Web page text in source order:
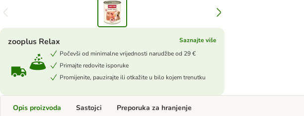
zooplus Relax
Saznajte više
Počevši od minimalne vrijednosti narudžbe od 29 €
Primajte redovite isporuke
Promijenite, pauzirajte ili otkažite u bilo kojem trenutku
Opis proizvoda Sastojci Preporuka za hranjenje